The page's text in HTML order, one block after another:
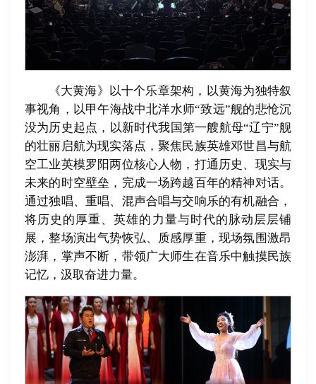
《大黄海》以十个乐章架构，以黄海为独特叙
事视角，以甲午海战中北洋水师“致远”舰的悲怆沉
没为历史起点，以新时代我国第一艘航母“辽宁”舰
的壮丽启航为现实落点，聚焦民族英雄邓世昌与航
空工业英模罗阳两位核心人物，打通历史、现实与
未来的时空壁垒，完成一场跨越百年的精神对话。
通过独唱、重唱、混声合唱与交响乐的有机融合，
将历史的厚重、英雄的力量与时代的脉动层层铺
展，整场演出气势恢弘、质感厚重，现场氛围激昂
澎湃，掌声不断，带领广大师生在音乐中触摸民族
记忆，汲取奋进力量。